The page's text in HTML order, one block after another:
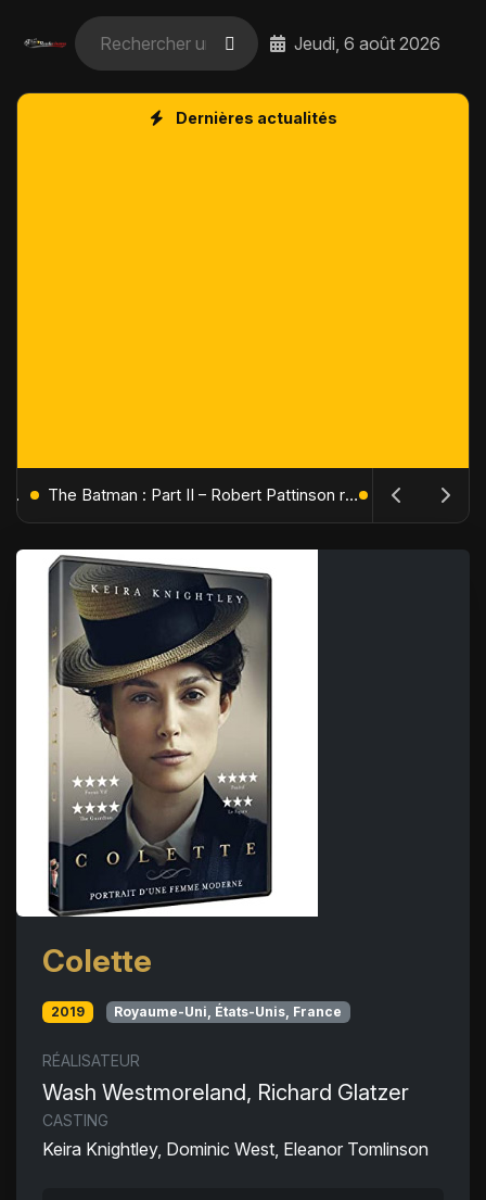
Jeudi, 6 août 2026
Dernières actualités
L'Âge de Glace : Le Réveil du Volcan – Manny, Sid et Diego de retour pour une aventure explosive The Batman : Part II – Robert Pattinson replonge dans les ténèbres de Gotham dès octobre 2027
Colette
2019 Royaume-Uni, États-Unis, France
RÉALISATEUR
Wash Westmoreland, Richard Glatzer
CASTING
Keira Knightley, Dominic West, Eleanor Tomlinson